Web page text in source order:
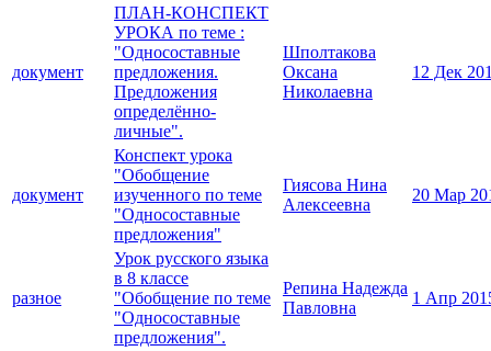
документ
ПЛАН-КОНСПЕКТ
УРОКА по теме :
"Односоставные
предложения.
Предложения
определённо-
личные".
Шполтакова
Оксана
Николаевна
12 Дек
документ
Конспект урока
"Обобщение
изученного по теме
"Односоставные
предложения"
Гиясова Нина
Алексеевна
20 Мар
разное
Урок русского языка
в 8 классе
"Обобщение по теме
"Односоставные
предложения".
Репина Надежда
Павловна
1 Апр